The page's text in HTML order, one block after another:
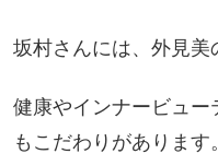
坂村さんには、外見美
健康やインナービュ
もこだわりがあります。